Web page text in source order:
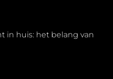
in huis: het belang van